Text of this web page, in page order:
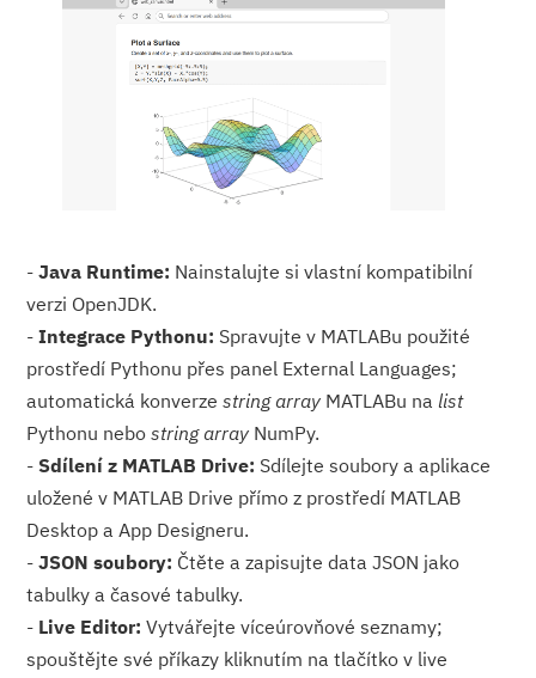
-Java Runtime: Nainstalujte si vlastní kompatibilní
verzi OpenJDK.
-Integrace Pythonu: Spravujte v MATLABu použité
prostředí Pythonu přes panel External Languages;
automatická konverzestring array MATLABu nalist
Pythonu nebostring array NumPy.
-Sdílení z MATLAB Drive: Sdílejte soubory a aplikace
uložené v MATLAB Drive přímo z prostředí MATLAB
Desktop a App Designeru.
-JSON soubory: Čtěte a zapisujte data JSON jako
tabulky a časové tabulky.
- Live Editor: Vytvářejte víceúrovňové seznamy;
spouštějte své příkazy kliknutím na tlačítko v live